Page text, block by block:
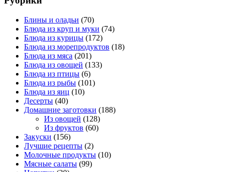
Блины и оладьи (70)
Блюда из круп и муки (74)
Блюда из курицы (172)
Блюда из морепродуктов (18)
Блюда из мяса (201)
Блюда из овощей (133)
Блюда из птицы (6)
Блюда из рыбы (101)
Блюда из яиц (10)
Десерты (40)
Домашние заготовки (188)
Из овощей (128)
Из фруктов (60)
Закуски (156)
Лучшие рецепты (2)
Молочные продукты (10)
Мясные салаты (99)